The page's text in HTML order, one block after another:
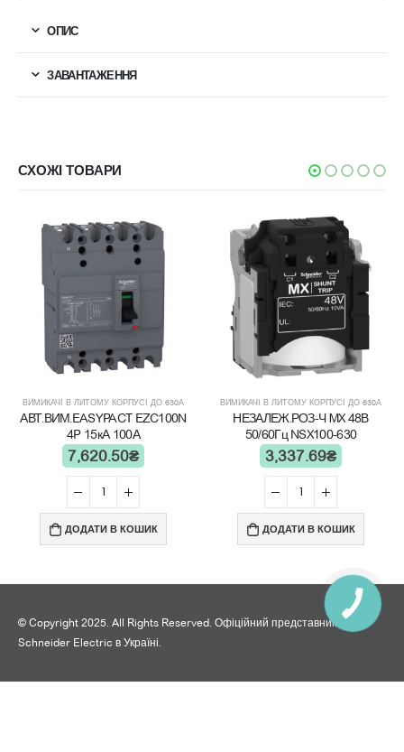
ОПИС
ЗАВАНТАЖЕННЯ
СХОЖІ ТОВАРИ
ВИМИКАЧІ В ЛИТОМУ КОРПУСІ ДО 630А
АВТ.ВИМ.EASYPACT EZC100N
4P 15кА 100А
7,620.50₴
ДОДАТИ В КОШИК
ВИМИКАЧІ В ЛИТОМУ КОРПУСІ ДО 630А
НЕЗАЛЕЖ.РОЗ-Ч MX 48В
50/60Гц NSX100-630
3,337.69₴
ДОДАТИ В КОШИК
© Copyright 2025. All Rights Reserved. Офіційний представник
Schneider Electric в Україні.